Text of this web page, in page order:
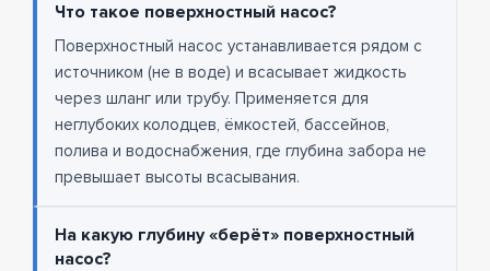
Что такое поверхностный насос?
Поверхностный насос устанавливается рядом с
источником (не в воде) и всасывает жидкость
через шланг или трубу. Применяется для
неглубоких колодцев, ёмкостей, бассейнов,
полива и водоснабжения, где глубина забора не
превышает высоты всасывания.
На какую глубину «берёт» поверхностный
насос?